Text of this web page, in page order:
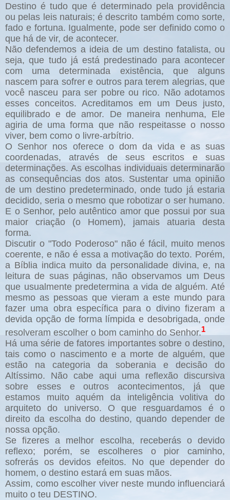
Destino é tudo que é determinado pela providência
ou pelas leis naturais; é descrito também como sorte,
fado e fortuna. Igualmente, pode ser definido como o
que há de vir, de acontecer.
Não defendemos a ideia de um destino fatalista, ou
seja, que tudo já está predestinado para acontecer
com uma determinada existência, que alguns
nascem para sofrer e outros para terem alegrias, que
você nasceu para ser pobre ou rico. Não adotamos
esses conceitos. Acreditamos em um Deus justo,
equilibrado e de amor. De maneira nenhuma, Ele
agiria de uma forma que não respeitasse o nosso
viver, bem como o livre-arbítrio.
O Senhor nos oferece o dom da vida e as suas
coordenadas, através de seus escritos e suas
determinações. As escolhas individuais determinarão
as consequências dos atos. Sustentar uma opinião
de um destino predeterminado, onde tudo já estaria
decidido, seria o mesmo que robotizar o ser humano.
E o Senhor, pelo autêntico amor que possui por sua
maior criação (o Homem), jamais atuaria desta
forma.
Discutir o "Todo Poderoso" não é fácil, muito menos
coerente, e não é essa a motivação do texto. Porém,
a Bíblia indica muito da personalidade divina, e, na
leitura de suas páginas, não observamos um Deus
que usualmente predetermina a vida de alguém. Até
mesmo as pessoas que vieram a este mundo para
fazer uma obra específica para o divino fizeram a
devida opção de forma límpida e desobrigada, onde
resolveram escolher o bom caminho do Senhor.1
Há uma série de fatores importantes sobre o destino,
tais como o nascimento e a morte de alguém, que
estão na categoria da soberania e decisão do
Altíssimo. Não cabe aqui uma reflexão discursiva
sobre esses e outros acontecimentos, já que
estamos muito aquém da inteligência volitiva do
arquiteto do universo. O que resguardamos é o
direito da escolha do destino, quando depender de
nossa opção.
Se fizeres a melhor escolha, receberás o devido
reflexo; porém, se escolheres o pior caminho,
sofrerás os devidos efeitos. No que depender do
homem, o destino estará em suas mãos.
Assim, como escolher viver neste mundo influenciará
muito o teu DESTINO.